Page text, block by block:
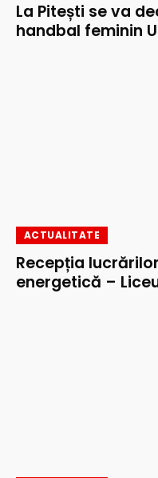
La Pitești se va
handbal feminin
ACTUALITATE
Recepția
energetică –